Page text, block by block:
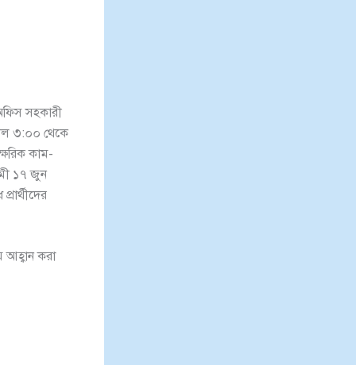
সহকারী
৩:০০ থেকে
কাম-
১৭ জুন
আহ্বান করা